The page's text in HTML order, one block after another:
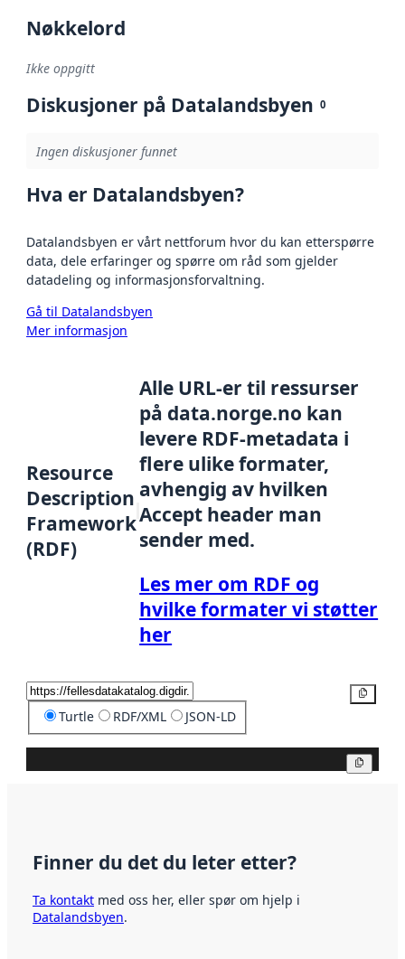
Nøkkelord
Ikke oppgitt
Diskusjoner på Datalandsbyen 0
Ingen diskusjoner funnet
Hva er Datalandsbyen?
Datalandsbyen er vårt nettforum hvor du kan etterspørre
data, dele erfaringer og spørre om råd som gjelder
datadeling og informasjonsforvaltning.
Gå til Datalandsbyen
Mer informasjon
Resource
Description
Framework
(RDF)
Alle URL-er til ressurser
på data.norge.no kan
levere RDF-metadata i
flere ulike formater,
avhengig av hvilken
Accept header man
sender med.
Les mer om RDF og
hvilke formater vi støtter
her
Turtle RDF/XML JSON-LD
Finner du det du leter etter?
Ta kontakt med oss her, eller spør om hjelp i
Datalandsbyen.